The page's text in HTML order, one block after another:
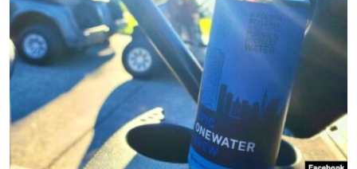
ไป
การ
ค้นหา
สังคมและสุขภาพ
ไลฟ์สไตล์
ตรวจสอบข่าว
เรียนรู้ภาษาอังกฤษ
พอดคาสต์